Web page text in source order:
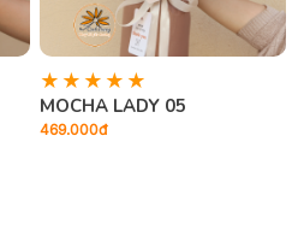
MOCHA LADY 05
469.000đ